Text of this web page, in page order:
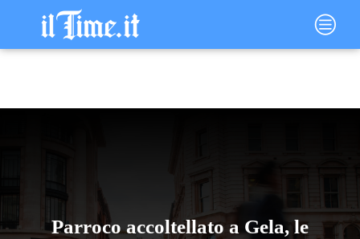
contenuto
Main
Menu
Parroco accoltellato a Gela, le